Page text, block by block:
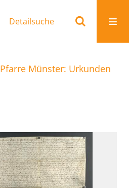
Detailsuche
Pfarre Münster: Urkunden